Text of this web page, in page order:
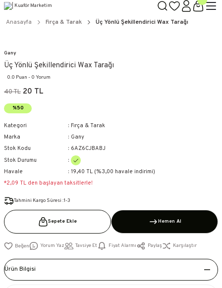
KAPIDA ÖDEME SEÇENEĞİ
Anasayfa Fırça & Tarak Üç Yönlü Şekillendirici Wax Tarağı
Gany
Üç Yönlü Şekillendirici Wax Tarağı
0.0 Puan - 0 Yorum
40 TL 20 TL
%50
Kategori
Fırça & Tarak
Marka
Gany
Stok Kodu
6AZ6CJBABJ
Stok Durumu
Havale
19,40 TL (%3,00 havale indirimi)
*2,09 TL den başlayan taksitlerle!
Tahmini Kargo Süresi :1-3
Sepete Ekle Hemen Al
Yorum Yaz Tavsiye Et Fiyat Alarmı Paylaş Karşılaştır
Ürün Bilgisi